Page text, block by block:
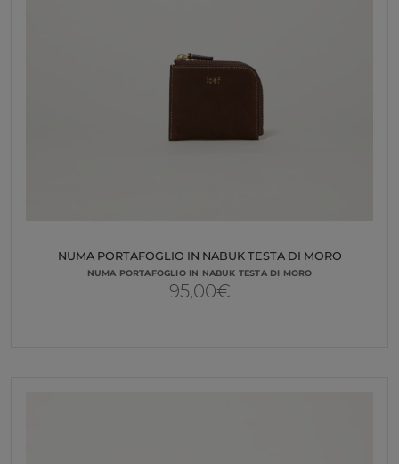
NUMA PORTAFOGLIO IN NABUK TESTA DI MORO
NUMA PORTAFOGLIO IN NABUK TESTA DI MORO
95,00€